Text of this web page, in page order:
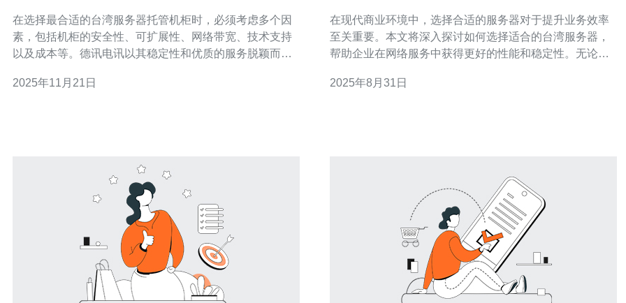
在选择最合适的台湾服务器托管机柜时，必须考虑多个因
素，包括机柜的安全性、可扩展性、网络带宽、技术支持
以及成本等。德讯电讯以其稳定性和优质的服务脱颖而
些关键因素，并推荐最合适的服务提供商。 机柜安全性 选
2025年11月21日
在现代商业环境中，选择合适的服务器对于提升业务效率
至关重要。本文将深入探讨如何选择适合的台湾服务器，
帮助企业在网络服务中获得更好的性能和稳定性。无论是
素和关键考虑因素都能为您的业务带来积极影响。 选择台
2025年8月31日